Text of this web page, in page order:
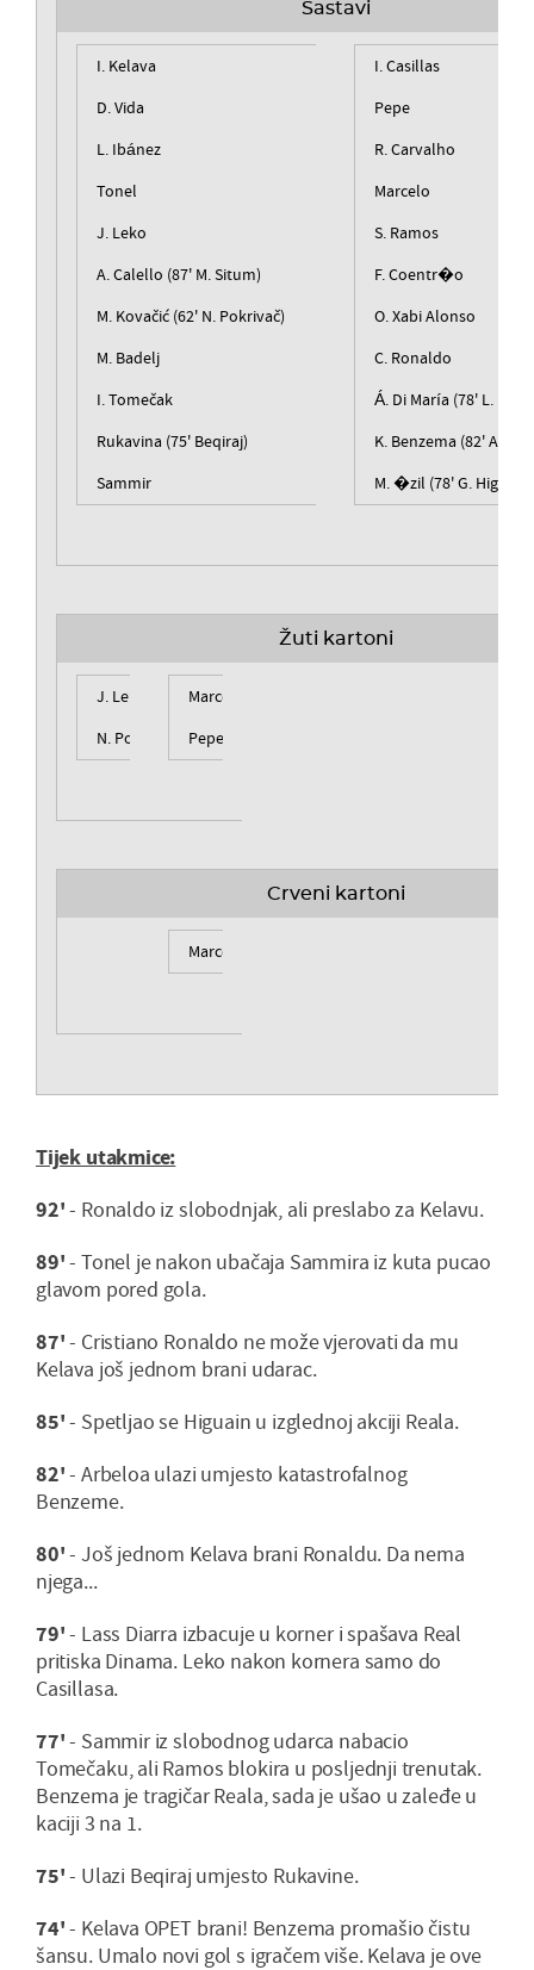
Sastavi
I. Kelava
D. Vida
L. Ibánez
Tonel
J. Leko
A. Calello (87' M. Situm)
M. Kovačić (62' N. Pokrivač)
M. Badelj
I. Tomečak
Rukavina (75' Beqiraj)
Sammir
I. Casillas
Pepe
R. Carvalho
Marcelo
S. Ramos
F. Coentr�o
O. Xabi Alonso
C. Ronaldo
Á. Di María (78' L.
K. Benzema (82' A.
M. �zil (78' G. Higuaín)
Žuti kartoni
J. Leko
N. Pokrivač
Marcelo
Pepe
Crveni kartoni
Marcelo
Tijek utakmice:
92'- Ronaldo iz slobodnjak, ali preslabo za Kelavu.
89'- Tonel je nakon ubačaja Sammira iz kuta pucao
glavom pored gola.
87'- Cristiano Ronaldo ne može vjerovati da mu
Kelava još jednom brani udarac.
85'- Spetljao se Higuain u izglednoj akciji Reala.
82'- Arbeloa ulazi umjesto katastrofalnog
Benzeme.
80'- Još jednom Kelava brani Ronaldu. Da nema
njega...
79'- Lass Diarra izbacuje u korner i spašava Real
pritiska Dinama. Leko nakon kornera samo do
Casillasa.
77'- Sammir iz slobodnog udarca nabacio
Tomečaku, ali Ramos blokira u posljednji trenutak.
Benzema je tragičar Reala, sada je ušao u zaleđe u
kaciji 3 na 1.
75'- Ulazi Beqiraj umjesto Rukavine.
74'- Kelava OPET brani! Benzema promašio čistu
šansu. Umalo novi gol s igračem više. Kelava je ove